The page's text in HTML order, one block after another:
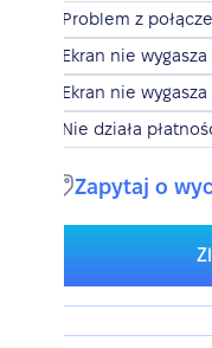
Problem z
Ekran nie
Ekran nie
Nie działa
Zapytaj o